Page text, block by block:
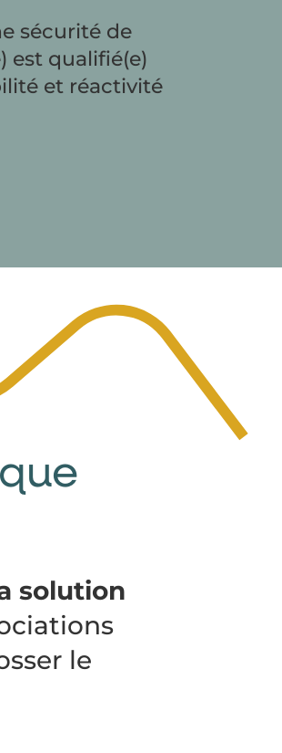
sécurité de
est qualifié(e)
et réactivité
solution
le